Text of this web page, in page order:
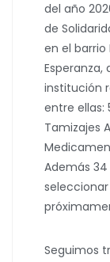
del año
de
en el barrio
institución
entre ellas:
Tamizajes
Además
Seguimos